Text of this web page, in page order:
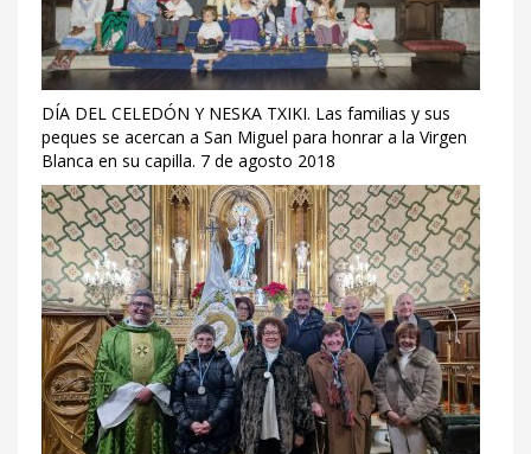
DÍA DEL CELEDÓN Y NESKA TXIKI. Las familias y sus
peques se acercan a San Miguel para honrar a la Virgen
Blanca en su capilla. 7 de agosto 2018